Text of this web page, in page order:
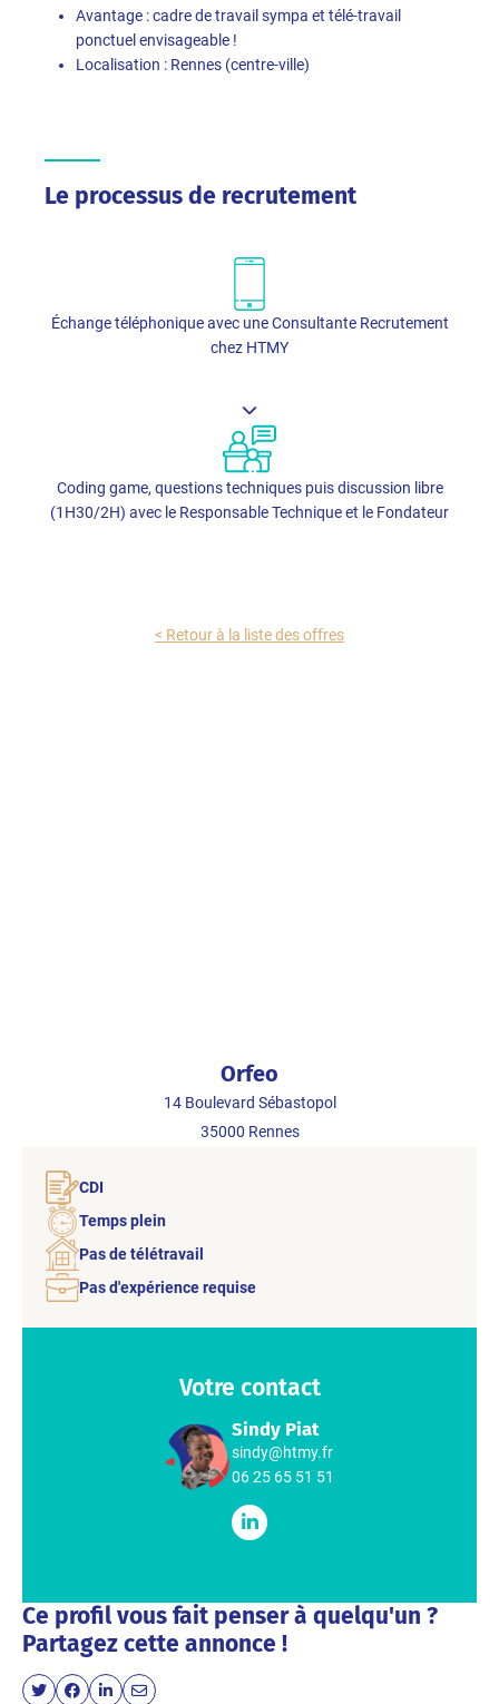
Avantage : cadre de travail sympa et télé-travail
ponctuel envisageable !
Localisation : Rennes (centre-ville)
Le processus de recrutement
Échange téléphonique avec une Consultante Recrutement
chez HTMY
Coding game, questions techniques puis discussion libre
(1H30/2H) avec le Responsable Technique et le Fondateur
< Retour à la liste des offres
Orfeo
14 Boulevard Sébastopol
35000 Rennes
CDI
Temps plein
Pas de télétravail
Pas d'expérience requise
Votre contact
Sindy Piat
sindy@htmy.fr
06 25 65 51 51
Ce profil vous fait penser à quelqu'un ?
Partagez cette annonce !